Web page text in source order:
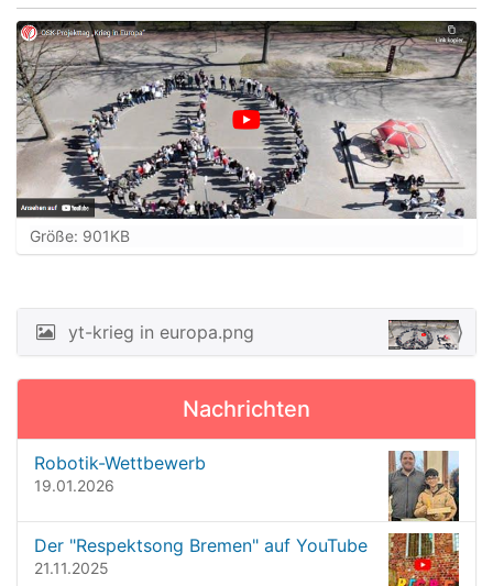
Z
e
e
B
n
v
l
e
Größe: 901KB
N
g
a
t
i
yt-krieg in europa.png
Nachrichten
Robotik-Wettbewerb
19.01.2026
Der "Respektsong Bremen" auf YouTube
21.11.2025